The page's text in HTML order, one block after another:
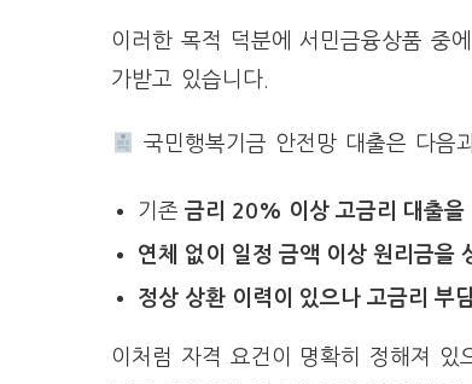
이러한 목적 덕분에 서민금융상품 중
가받고 있습니다.
국민행복기금 안전망 대출은 다음
기존 금리 20% 이상 고금리 대출을
연체 없이 일정 금액 이상 원리금을
정상 상환 이력이 있으나 고금리 부
이처럼 자격 요건이 명확히 정해져 있